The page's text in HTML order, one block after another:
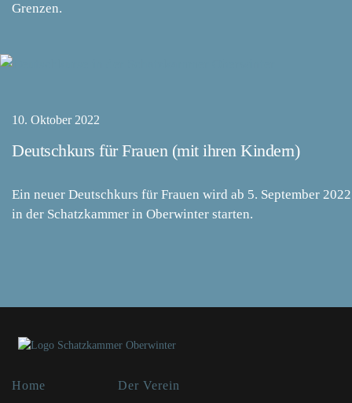
Grenzen.
Deutschkurs für Frauen (mit ihren Kindern)
10. Oktober 2022
Ein neuer Deutschkurs für Frauen wird ab 5. September 2022
in der Schatzkammer in Oberwinter starten.
Home Der Verein